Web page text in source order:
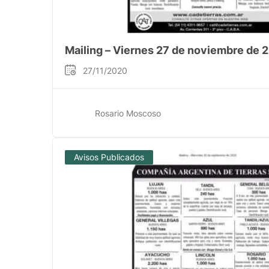
Mailing – Viernes 27 de noviembre de
27/11/2020
Rosario Moscoso
Avisos Publicados